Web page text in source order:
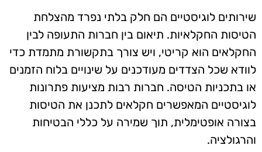
שירותים לוגיסטיים הם חלק בלתי נפרד מהצלחת
הטיסות החקלאיות. תיאום בין חברות התעופה לבין
החקלאים הוא קריטי, ויש צורך בתקשורת מתמדת כדי
לוודא שכל הצדדים מעודכנים על שינויים בלוח הזמנים
או בתכניות הטיסה. חברות רבות מציעות פתרונות
לוגיסטיים המאפשרים חקלאים לתכנן את הטיסות
בצורה אופטימלית, תוך שמירה על כללי הבטיחות
והרגולציה.